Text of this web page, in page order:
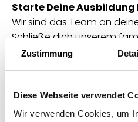
Zustimmung
Diese Webseite verwendet
Wir verwenden Cookies, um
Starte Deine Ausbildung
Wir sind das Team an
Schließe dich unserem
Team an. Es erwartet
unsere Produkte und unser
Team-Rabatt auf schicke,
Prozente beim